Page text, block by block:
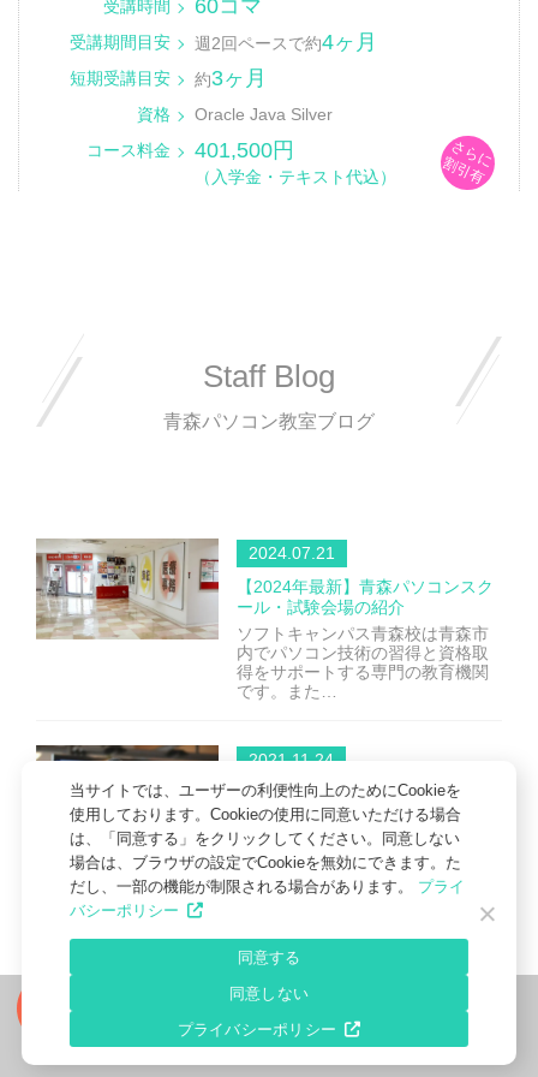
受講時間 60コマ
受講期間目安 週2回ペースで約4ヶ月
短期受講目安 約3ヶ月
資格
Oracle Java Silver
コース料金
401,500円
（入学金・テキスト代込）
さらに
割引有
Staff Blog
青森パソコン教室ブログ
2024.07.21
【2024年最新】青森パソコンスク
ール・試験会場の紹介
ソフトキャンパス青森校は青森市
内でパソコン技術の習得と資格取
得をサポートする専門の教育機関
です。また…
2021.11.24
パソコンを使う仕事に就きたいな
らプログラマーがおすすめ！仕事
内容や年収など紹介
プログラミングやパソコンを使う
仕事に興味を持つ人が増えてき
て、時代のニーズに合うITスキル
青森パソコン教室詳細
資料請求 / 無料体験
当サイトでは、ユーザーの利便性向上のためにCookieを
使用しております。Cookieの使用に同意いただける場合
は、「同意する」をクリックしてください。同意しない
場合は、ブラウザの設定でCookieを無効にできます。た
だし、一部の機能が制限される場合があります。 プライ
バシーポリシー
同意する
同意しない
プライバシーポリシー